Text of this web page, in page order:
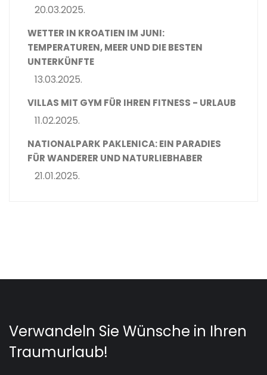
20.03.2025.
WETTER IN KROATIEN IM JUNI:
TEMPERATUREN, MEER UND DIE BESTEN
UNTERKÜNFTE
13.03.2025.
VILLAS MIT GYM FÜR IHREN FITNESS - URLAUB
11.02.2025.
NATIONALPARK PAKLENICA: EIN PARADIES
FÜR WANDERER UND NATURLIEBHABER
21.01.2025.